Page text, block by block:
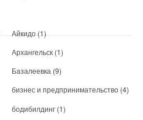
Айкидо (1)
Архангельск (1)
Базалеевка (9)
бизнес и предпринимательство (4)
бодибилдинг (1)